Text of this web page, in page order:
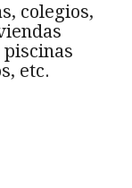
colegios,
piscinas
etc.